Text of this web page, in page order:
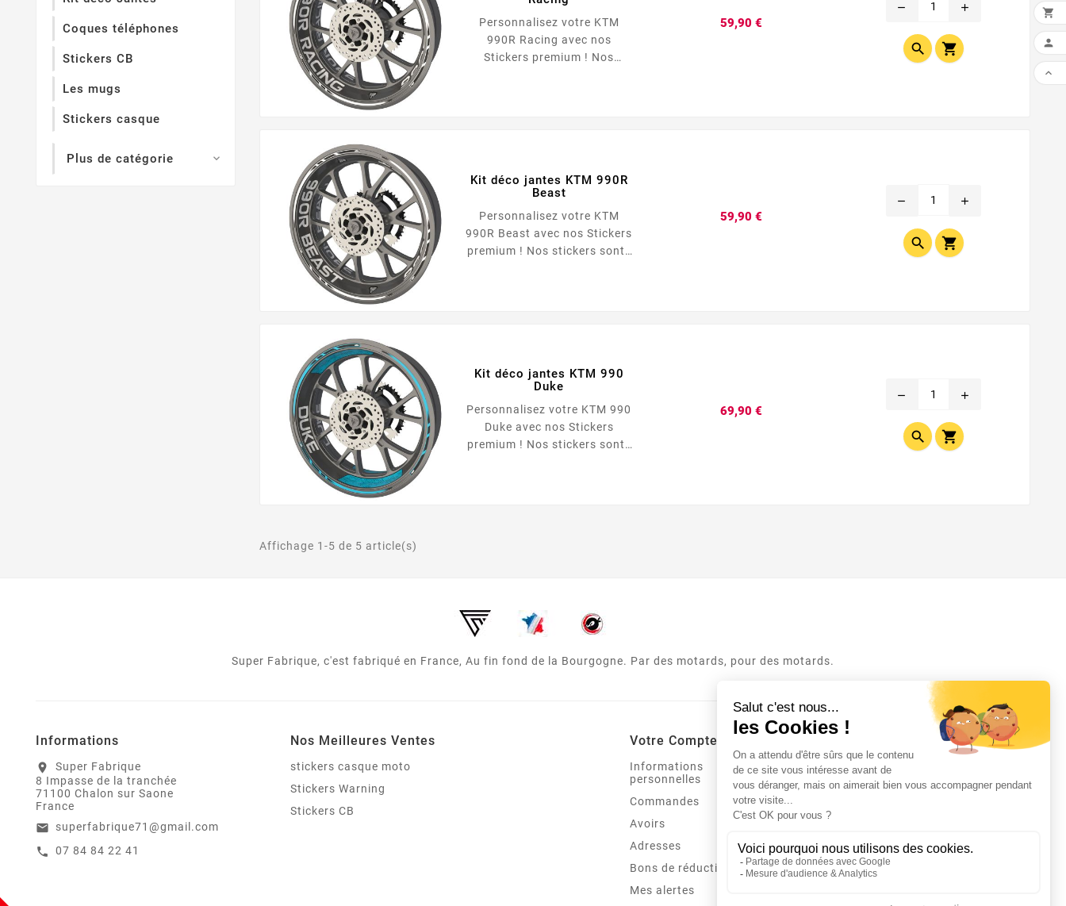
Coques téléphones
Stickers CB
Les mugs
Stickers casque
Plus de catégorie 
Personnalisez votre KTM
990R Racing avec nos
Stickers premium ! Nos
...
59,90 €Prix
remove add
 
Kit déco jantes KTM 990R
Beast
Personnalisez votre KTM
990R Beast avec nos Stickers
premium ! Nos stickers sont :
59,90 €Prix
remove add
 
Kit déco jantes KTM 990
Duke
Personnalisez votre KTM 990
Duke avec nos Stickers
premium ! Nos stickers sont :
69,90 €Prix
remove add
 
Affichage 1-5 de 5 article(s)
Super Fabrique, c'est fabriqué en France, Au fin fond de la Bourgogne. Par des motards, pour des motards.
Informations
location_on
Super Fabrique
8 Impasse de la tranchée
71100 Chalon sur Saone
France
email superfabrique71@gmail.com
call 07 84 84 22 41
Nos Meilleures Ventes
stickers casque moto
Stickers Warning
Stickers CB
Votre Compte
Informations
personnelles
Commandes
Avoirs
Adresses
Bons de réduction
Mes alertes


